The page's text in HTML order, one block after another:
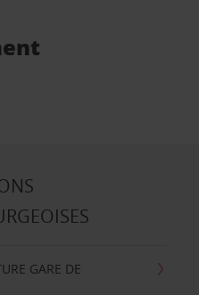
GARE DE